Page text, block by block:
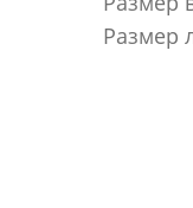
Размер